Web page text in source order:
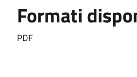
Formati
PDF